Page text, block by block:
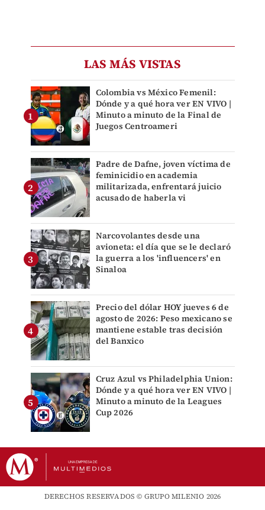
LAS MÁS VISTAS
Colombia vs México Femenil:
Dónde y a qué hora ver EN VIVO |
Minuto a minuto de la Final de
Juegos Centroameri
Padre de Dafne, joven víctima de
feminicidio en academia
militarizada, enfrentará juicio
acusado de haberla vi
Narcovolantes desde una
avioneta: el día que se le declaró
la guerra a los 'influencers' en
Sinaloa
Precio del dólar HOY jueves 6 de
agosto de 2026: Peso mexicano se
mantiene estable tras decisión
del Banxico
Cruz Azul vs Philadelphia Union:
Dónde y a qué hora ver EN VIVO |
Minuto a minuto de la Leagues
Cup 2026
DERECHOS RESERVADOS © GRUPO MILENIO 2026